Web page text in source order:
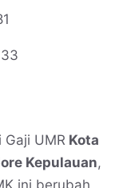
UMR Kota
Kepulauan,